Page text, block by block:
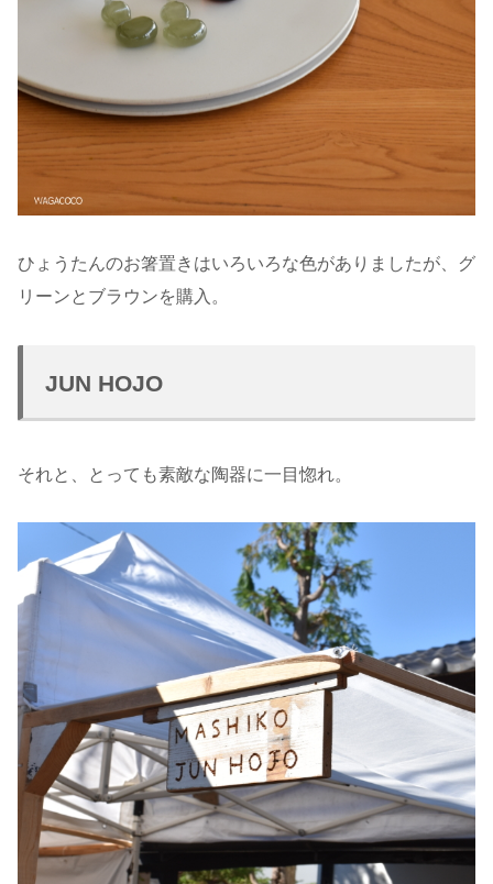
ひょうたんのお箸置きはいろいろな色がありましたが、グ
リーンとブラウンを購入。
JUN HOJO
それと、とっても素敵な陶器に一目惚れ。